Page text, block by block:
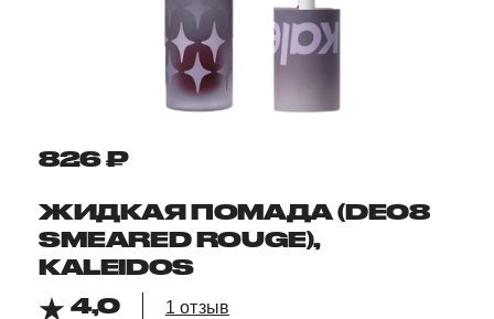
826 ₽
ЖИДКАЯ ПОМАДА (DE08
SMEARED ROUGE),
KALEIDOS
4,0
1 отзыв